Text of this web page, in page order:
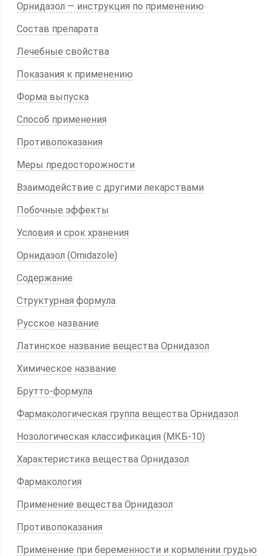
Орнидазол — инструкция по применению
Состав препарата
Лечебные свойства
Показания к применению
Форма выпуска
Способ применения
Противопоказания
Меры предосторожности
Взаимодействие с другими лекарствами
Побочные эффекты
Условия и срок хранения
Орнидазол (Ornidazole)
Содержание
Структурная формула
Русское название
Латинское название вещества Орнидазол
Химическое название
Брутто-формула
Фармакологическая группа вещества Орнидазол
Нозологическая классификация (МКБ-10)
Характеристика вещества Орнидазол
Фармакология
Применение вещества Орнидазол
Противопоказания
Применение при беременности и кормлении грудью